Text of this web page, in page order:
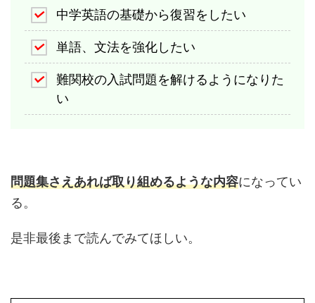
中学英語の基礎から復習をしたい
単語、文法を強化したい
難関校の入試問題を解けるようになりた
い
問題集さえあれば取り組めるような内容になってい
る。
是非最後まで読んでみてほしい。